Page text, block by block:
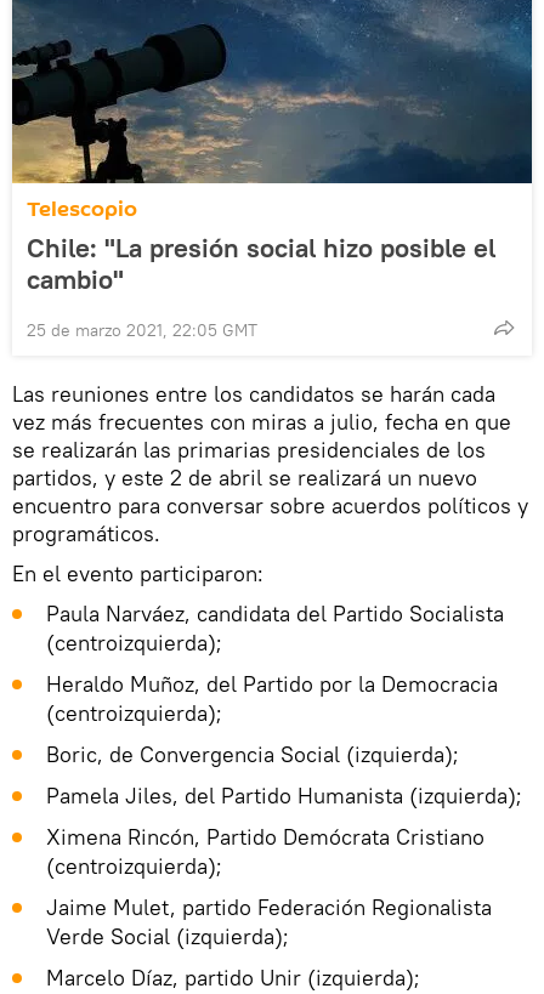
Telescopio
Chile: "La presión social hizo posible el
cambio"
25 de marzo 2021, 22:05 GMT
Las reuniones entre los candidatos se harán cada
vez más frecuentes con miras a julio, fecha en que
se realizarán las primarias presidenciales de los
partidos, y este 2 de abril se realizará un nuevo
encuentro para conversar sobre acuerdos políticos y
programáticos.
En el evento participaron:
Paula Narváez, candidata del Partido Socialista
(centroizquierda);
Heraldo Muñoz, del Partido por la Democracia
(centroizquierda);
Boric, de Convergencia Social (izquierda);
Pamela Jiles, del Partido Humanista (izquierda);
Ximena Rincón, Partido Demócrata Cristiano
(centroizquierda);
Jaime Mulet, partido Federación Regionalista
Verde Social (izquierda);
Marcelo Díaz, partido Unir (izquierda);